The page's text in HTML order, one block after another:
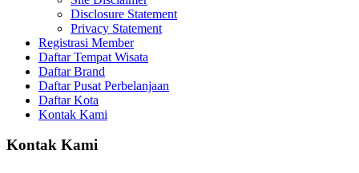
Disclosure Statement
Privacy Statement
Registrasi Member
Daftar Tempat Wisata
Daftar Brand
Daftar Pusat Perbelanjaan
Daftar Kota
Kontak Kami
Kontak Kami